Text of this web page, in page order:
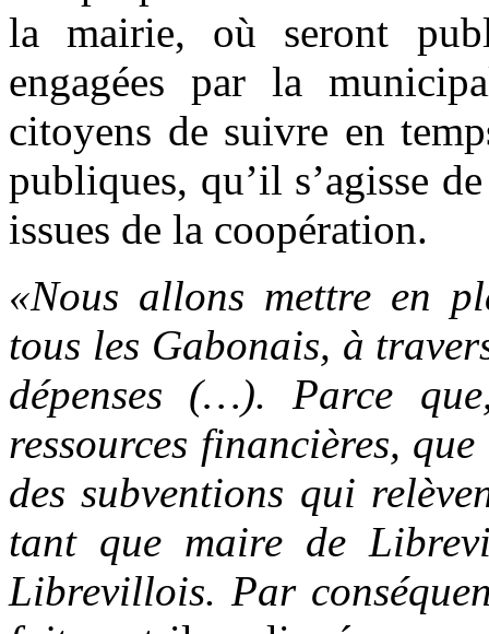
la mairie, où seront
engagées par la
citoyens de suivre en
publiques, qu’il s’agisse
issues de la coopération.
«Nous allons mettre en
tous les Gabonais, à
dépenses (…). Parce
ressources financières,
des subventions qui
tant que maire de
Librevillois. Par